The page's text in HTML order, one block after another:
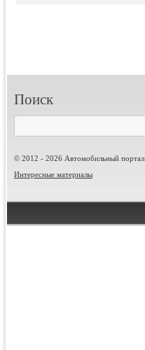
Поиск
© 2012 - 2026 Автомобильный портал
Интересные материалы